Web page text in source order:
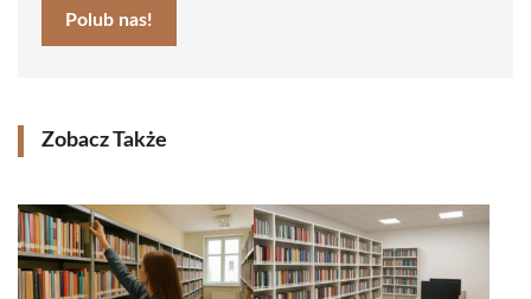
Polub nas!
Zobacz Także